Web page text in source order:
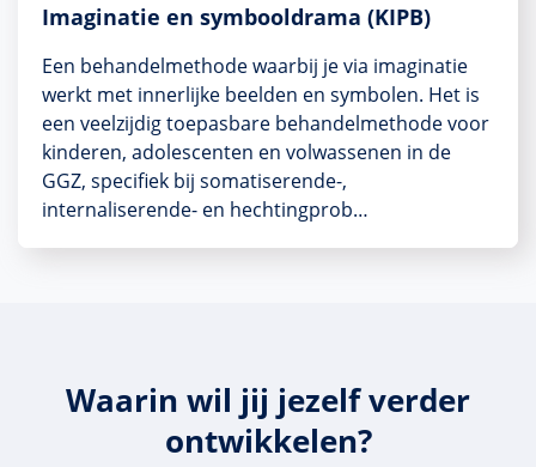
Imaginatie en symbooldrama (KIPB)
Een behandelmethode waarbij je via imaginatie
werkt met innerlijke beelden en symbolen. Het is
een veelzijdig toepasbare behandelmethode voor
kinderen, adolescenten en volwassenen in de
GGZ, specifiek bij somatiserende-,
internaliserende- en hechtingprob…
Waarin wil jij jezelf verder
ontwikkelen?